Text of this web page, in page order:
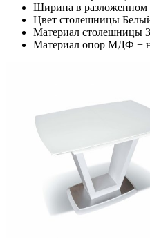
Ширина в разложенном
Цвет столешницы
Материал столешницы
Материал опор МДФ +